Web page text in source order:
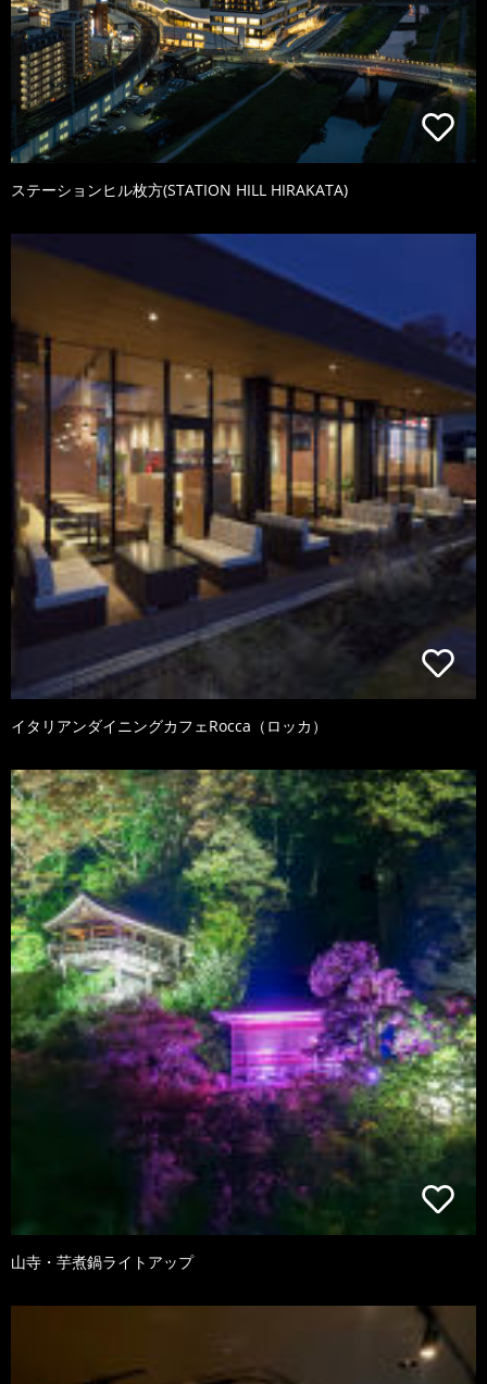
ステーションヒル枚方(STATION HILL HIRAKATA)
イタリアンダイニングカフェRocca（ロッカ）
山寺・芋煮鍋ライトアップ